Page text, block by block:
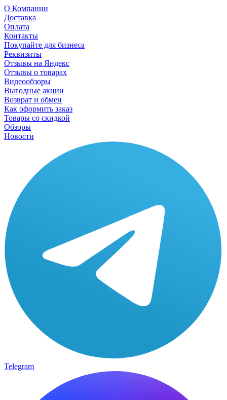
О Компании
Доставка
Оплата
Контакты
Покупайте для бизнеса
Реквизиты
Отзывы на Яндекс
Отзывы о товарах
Видеообзоры
Выгодные акции
Возврат и обмен
Как оформить заказ
Товары со скидкой
Обзоры
Новости
Telegram